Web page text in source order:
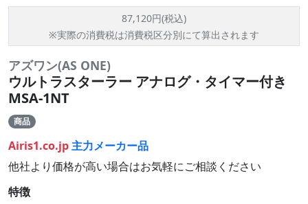
87,120円(税込)
※実際の消費税は消費税区分別にて算出されます
アズワン(AS ONE)
ウルトラスターラー アナログ・タイマー付き
MSA-1NT
商品
Airis1.co.jp主力メーカー品
他社より価格が高い場合はお気軽にご相談ください
特徴